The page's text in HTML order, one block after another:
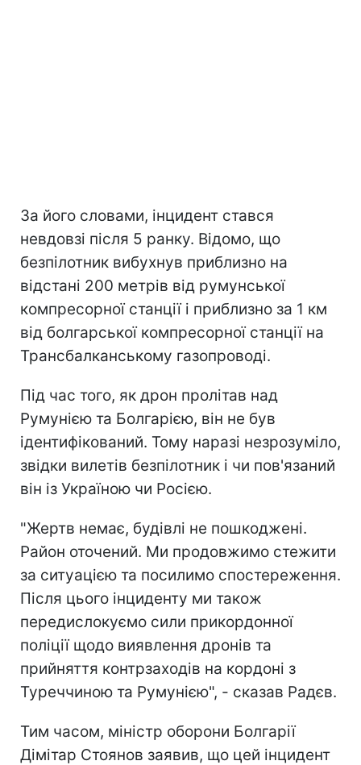
За його словами, інцидент стався
невдовзі після 5 ранку. Відомо, що
безпілотник вибухнув приблизно на
відстані 200 метрів від румунської
компресорної станції і приблизно за 1 км
від болгарської компресорної станції на
Трансбалканському газопроводі.
Під час того, як дрон пролітав над
Румунією та Болгарією, він не був
ідентифікований. Тому наразі незрозуміло,
звідки вилетів безпілотник і чи пов'язаний
він із Україною чи Росією.
"Жертв немає, будівлі не пошкоджені.
Район оточений. Ми продовжимо стежити
за ситуацією та посилимо спостереження.
Після цього інциденту ми також
передислокуємо сили прикордонної
поліції щодо виявлення дронів та
прийняття контрзаходів на кордоні з
Туреччиною та Румунією", - сказав Радєв.
Тим часом, міністр оборони Болгарії
Дімітар Стоянов заявив, що цей інцидент